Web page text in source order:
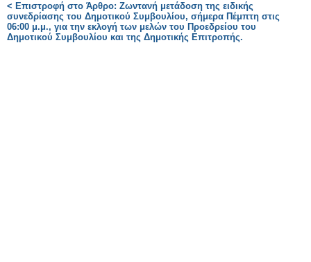
< Επιστροφή στο Άρθρο: Ζωντανή μετάδοση της ειδικής
συνεδρίασης του Δημοτικού Συμβουλίου, σήμερα Πέμπτη στις
06:00 μ.μ., για την εκλογή των μελών του Προεδρείου του
Δημοτικού Συμβουλίου και της Δημοτικής Επιτροπής.